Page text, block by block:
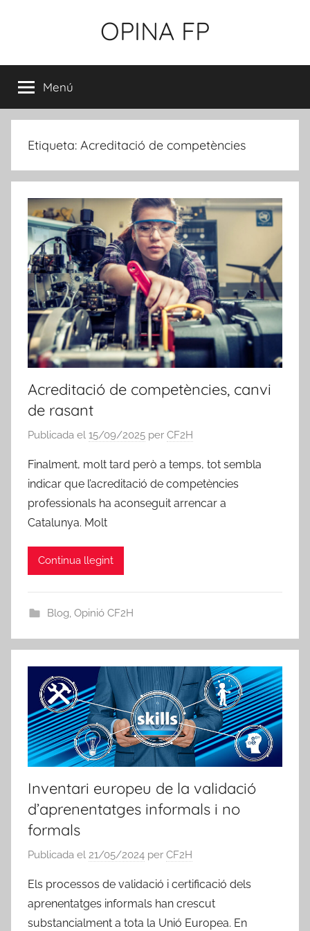
OPINA FP
l'impuls
de
Menú
Etiqueta: Acreditació de competències
Acreditació de competències, canvi
de rasant
Publicada el 15/09/2025 per CF2H
Finalment, molt tard però a temps, tot sembla
indicar que l’acreditació de competències
professionals ha aconseguit arrencar a
Catalunya. Molt
Continua llegint
Blog, Opinió CF2H
Inventari europeu de la validació
d’aprenentatges informals i no
formals
Publicada el 21/05/2024 per CF2H
Els processos de validació i certificació dels
aprenentatges informals han crescut
substancialment a tota la Unió Europea. En